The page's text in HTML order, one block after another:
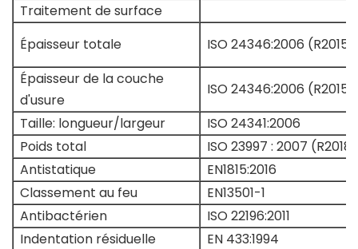
Traitement de surface
Épaisseur totale
ISO 24346:2006 (R2015)
Épaisseur de la couche
d'usure
ISO 24346:2006 (R2015)
Taille: longueur/largeur
ISO 24341:2006
Poids total
ISO 23997 : 2007 (R2018)
Antistatique
EN1815:2016
Classement au feu
EN13501-1
Antibactérien
ISO 22196:2011
Indentation résiduelle
EN 433:1994